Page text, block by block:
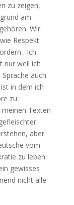
zu zeigen,
am
Wir
Respekt
. Ich
nur weil ich
auch
in dem ich
zu
Texten
aber
vom
zu leben
gewisses
nicht alle